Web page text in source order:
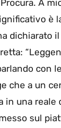
A
è
dichiarato
con
che a un
in una reale
sul